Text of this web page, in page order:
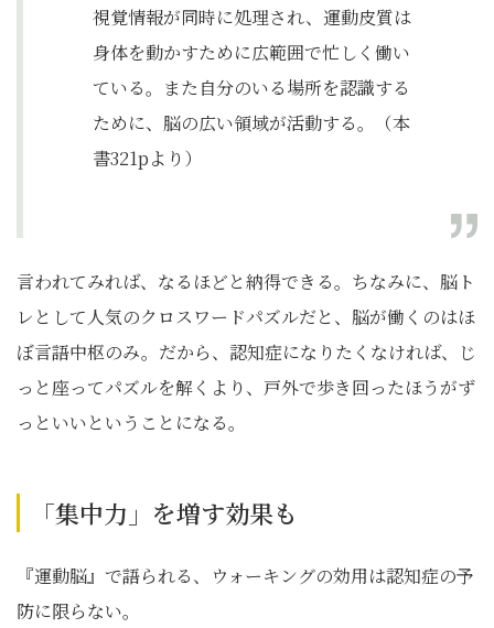
視覚情報が同時に処理され、運動皮質は
身体を動かすために広範囲で忙しく働い
ている。また自分のいる場所を認識する
ために、脳の広い領域が活動する。（本
書321pより）
言われてみれば、なるほどと納得できる。ちなみに、脳ト
レとして人気のクロスワードパズルだと、脳が働くのはほ
ぼ言語中枢のみ。だから、認知症になりたくなければ、じ
っと座ってパズルを解くより、戸外で歩き回ったほうがず
っといいということになる。
「集中力」を増す効果も
『運動脳』で語られる、ウォーキングの効用は認知症の予
防に限らない。